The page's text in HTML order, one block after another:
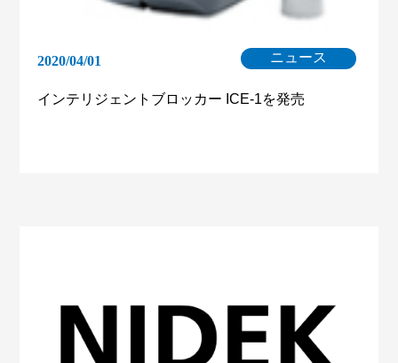
2020/04/01 ニュース
インテリジェントブロッカー ICE-1を発売